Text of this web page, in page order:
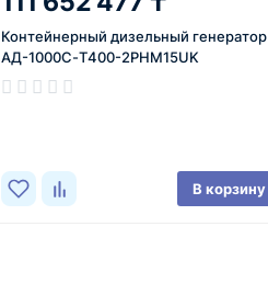
Контейнерный дизельный генератор
АД-1000С-Т400-2РНМ15UK
В корзину